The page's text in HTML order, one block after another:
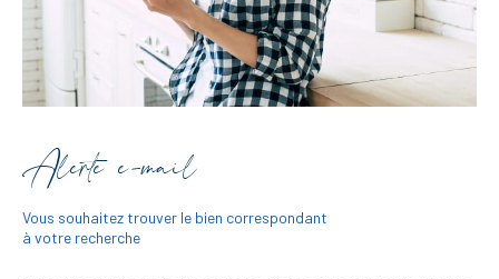
Alerte e-mail
Vous souhaitez trouver le bien correspondant
à votre recherche